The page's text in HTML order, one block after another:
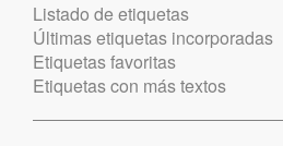
Listado de etiquetas
Últimas etiquetas incorporadas
Etiquetas favoritas
Etiquetas con más textos